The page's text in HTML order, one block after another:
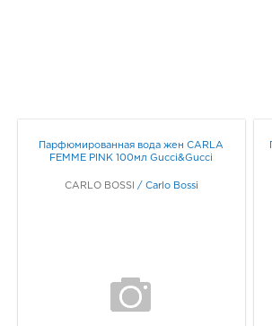
Парфюмированная вода жен CARLA
FEMME PINK 100мл Gucci&Gucci
CARLO BOSSI / Carlo Bossi